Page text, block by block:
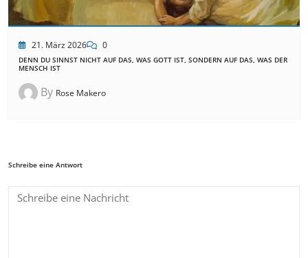
21. März 2026 0
DENN DU SINNST NICHT AUF DAS, WAS GOTT IST, SONDERN AUF DAS, WAS DER
MENSCH IST
By Rose Makero
Schreibe eine Antwort